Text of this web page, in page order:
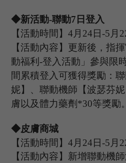
◆新活動-聯動7 日登入
【活動時間】4 月 24日-5 月
【活動內容】 更新後，指
動福利-登入活動」參與限
間累積登入可獲得獎勵：
妮】、聯動機師【波瑟芬妮
膚以及體力藥劑 *30等獎勵。
◆皮膚商城
【活動時間】4 月 24日-5 月
【活動內容】新增聯動機